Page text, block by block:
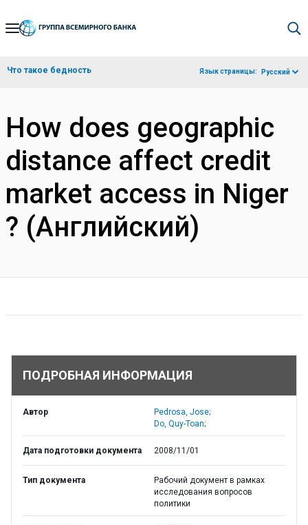
Skip
Navigation
Что такое бедность Язык страницы: Русский
How does geographic
distance affect credit
market access in Niger
? (Английский)
ПОДРОБНАЯ ИНФОРМАЦИЯ
Автор
Pedrosa, Jose;
Do, Quy-Toan;
Дата подготовки документа 2008/11/01
Тип документа
Рабочий документ в рамках
исследования вопросов
политики